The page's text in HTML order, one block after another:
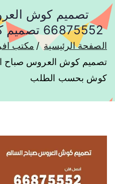
تصميم كوش
66875552 تصميم كوش بحسب الطلب
الصفحة الرئيسية
مكتب
كوش بحسب الطلب